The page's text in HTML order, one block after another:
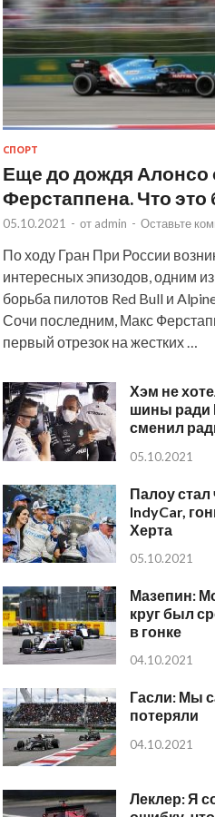
СПОРТ
Еще до дождя Алонсо
Ферстаппена. Что это
05.10.2021 - от admin - Оставьте
По ходу Гран При России
интересных эпизодов, одним
борьба пилотов Red Bull и
Сочи последним, Макс
первый отрезок на жестких …
Хэм не
шины ради
сменил
05.10.2021
Палоу
IndyCar,
Херта
05.10.2021
Мазепин:
круг был
в гонке
04.10.2021
Гасли: Мы
потеряли
04.10.2021
Леклер: Я